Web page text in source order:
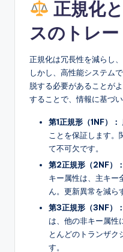
正規化
スのトレ
正規化は冗長性を減らし
しかし、高性能システム
脱する必要があることが
することで、情報に基づ
第1正規形（1NF）：
ことを保証します。
て不可欠です。
第2正規形（2NF）：
キー属性は、主キー
ん。更新異常を減ら
第3正規形（3NF）：
は、他の非キー属性
とんどのトランザク
す。